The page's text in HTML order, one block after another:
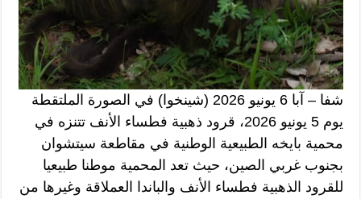
شفا – آبا 6 يونيو 2026 (شينخوا) في الصورة الملتقطة
يوم 5 يونيو 2026، قرود ذهبية فطساء الأنف تتنزه في
محمية بايخه الطبيعية الوطنية في مقاطعة سيتشوان
بجنوب غربي الصين، حيث تعد المحمية موطنا طبيعيا
للقرود الذهبية فطساء الأنف والباندا العملاقة وغيرها من